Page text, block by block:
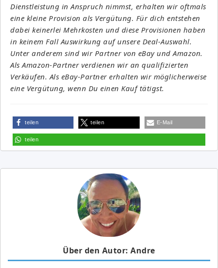
Dienstleistung in Anspruch nimmst, erhalten wir oftmals
eine kleine Provision als Vergütung. Für dich entstehen
dabei keinerlei Mehrkosten und diese Provisionen haben
in keinem Fall Auswirkung auf unsere Deal-Auswahl.
Unter anderem sind wir Partner von eBay und Amazon.
Als Amazon-Partner verdienen wir an qualifizierten
Verkäufen. Als eBay-Partner erhalten wir möglicherweise
eine Vergütung, wenn Du einen Kauf tätigst.
teilen teilen E-Mail
teilen
Über den Autor: Andre